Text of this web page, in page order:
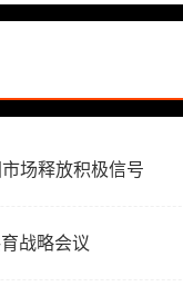
场释放积极信号
战略会议